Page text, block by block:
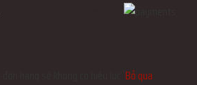
Bỏ qua